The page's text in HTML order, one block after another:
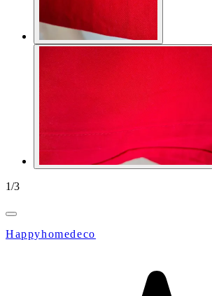
1/3
Happyhomedeco